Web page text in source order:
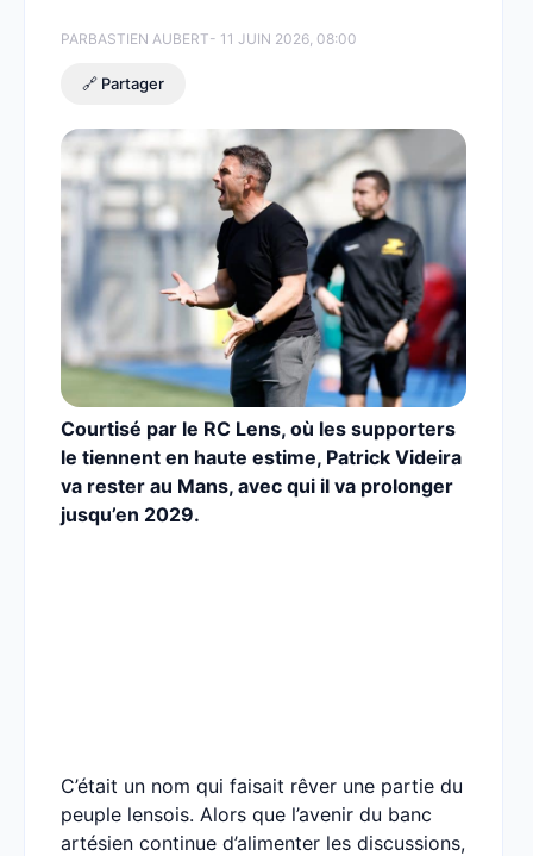
PARBASTIEN AUBERT- 11 JUIN 2026, 08:00
🔗 Partager
Courtisé par le RC Lens, où les supporters
le tiennent en haute estime, Patrick Videira
va rester au Mans, avec qui il va prolonger
jusqu’en 2029.
C’était un nom qui faisait rêver une partie du
peuple lensois. Alors que l’avenir du banc
artésien continue d’alimenter les discussions,